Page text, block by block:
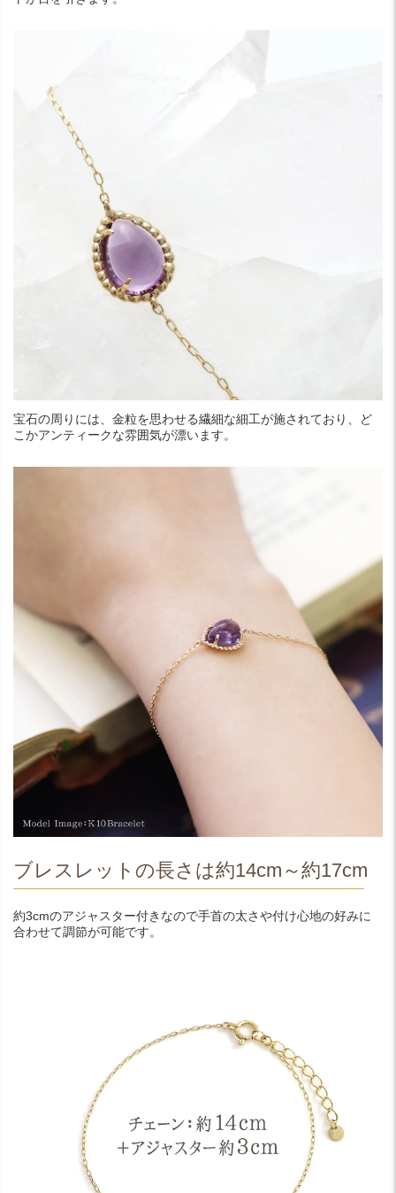
宝石の周りには、金粒を思わせる繊細な細工が施されており、ど
こかアンティークな雰囲気が漂います。
ブレスレットの長さは約14cm～約17cm
約3cmのアジャスター付きなので手首の太さや付け心地の好みに
合わせて調節が可能です。